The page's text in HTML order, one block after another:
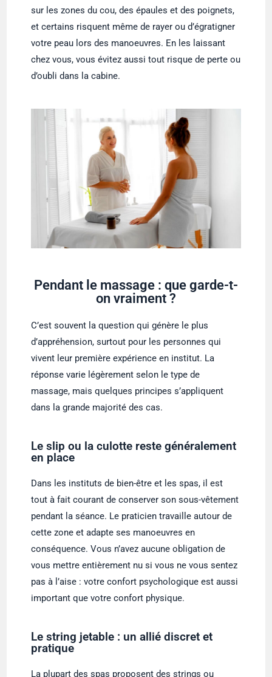
sur les zones du cou, des épaules et des poignets,
et certains risquent même de rayer ou d’égratigner
votre peau lors des manoeuvres. En les laissant
chez vous, vous évitez aussi tout risque de perte ou
d’oubli dans la cabine.
Pendant le massage : que garde-t-
on vraiment ?
C’est souvent la question qui génère le plus
d’appréhension, surtout pour les personnes qui
vivent leur première expérience en institut. La
réponse varie légèrement selon le type de
massage, mais quelques principes s’appliquent
dans la grande majorité des cas.
Le slip ou la culotte reste généralement
en place
Dans les instituts de bien-être et les spas, il est
tout à fait courant de conserver son sous-vêtement
pendant la séance. Le praticien travaille autour de
cette zone et adapte ses manoeuvres en
conséquence. Vous n’avez aucune obligation de
vous mettre entièrement nu si vous ne vous sentez
pas à l’aise : votre confort psychologique est aussi
important que votre confort physique.
Le string jetable : un allié discret et
pratique
La plupart des spas proposent des strings ou